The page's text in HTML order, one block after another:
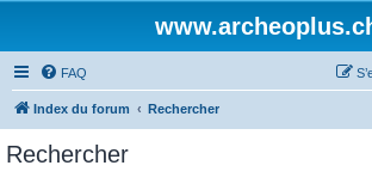
FAQ
Index du forum Rechercher
Rechercher